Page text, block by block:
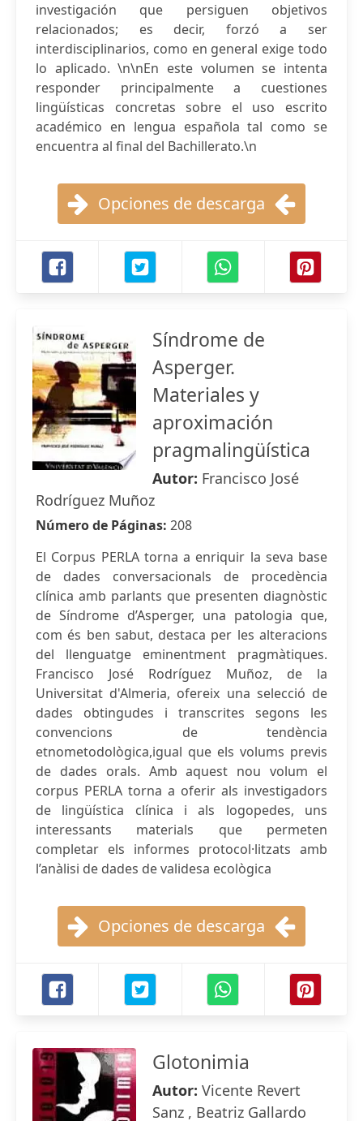
investigación que persiguen objetivos
relacionados; es decir, forzó a ser
interdisciplinarios, como en general exige todo
lo aplicado. \n\nEn este volumen se intenta
responder principalmente a cuestiones
lingüísticas concretas sobre el uso escrito
académico en lengua española tal como se
encuentra al final del Bachillerato.\n
Opciones de descarga
Síndrome de
Asperger.
Materiales y
aproximación
pragmalingüística
Autor: Francisco José
Rodríguez Muñoz
Número de Páginas: 208
El Corpus PERLA torna a enriquir la seva base
de dades conversacionals de procedència
clínica amb parlants que presenten diagnòstic
de Síndrome d’Asperger, una patologia que,
com és ben sabut, destaca per les alteracions
del llenguatge eminentment pragmàtiques.
Francisco José Rodríguez Muñoz, de la
Universitat d'Almeria, ofereix una selecció de
dades obtingudes i transcrites segons les
convencions de tendència
etnometodològica,igual que els volums previs
de dades orals. Amb aquest nou volum el
corpus PERLA torna a oferir als investigadors
de lingüística clínica i als logopedes, uns
interessants materials que permeten
completar els informes protocol·litzats amb
l’anàlisi de dades de validesa ecològica
Opciones de descarga
Glotonimia
Autor: Vicente Revert
Sanz , Beatriz Gallardo